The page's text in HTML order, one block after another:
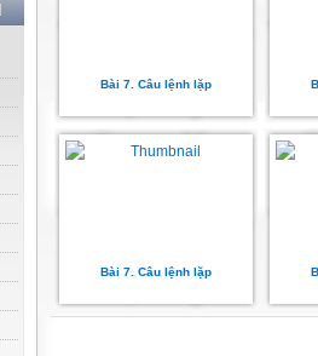
Bài 7. Câu lệnh lặp
Bài 7. Câu lệnh lặp